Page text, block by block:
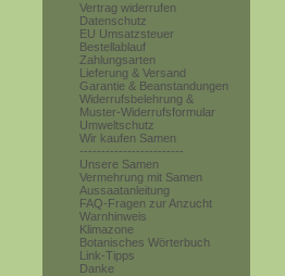
Vertrag widerrufen
Datenschutz
EU Umsatzsteuer
Bestellablauf
Zahlungsarten
Lieferung & Versand
Garantie & Beanstandungen
Widerrufsbelehrung &
Muster-Widerrufsformular
Umweltschutz
Wir kaufen Samen
------------------------
Unsere Samen
Vermehrung mit Samen
Aussaatanleitung
FAQ-Fragen zur Anzucht
Warnhinweis
Klimazone
Botanisches Wörterbuch
Link-Tipps
Danke